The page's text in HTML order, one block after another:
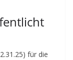
für die